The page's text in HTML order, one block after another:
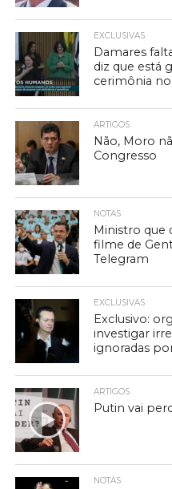
EXCLUSIVAS
Damares
diz que está
cerimônia
ARTIGOS
Não, Moro
Congresso
NOTAS
Ministro que
filme de
Telegram
EXCLUSIVAS
Exclusivo:
investigar
ignoradas
ARTIGOS
Putin vai
NOTAS